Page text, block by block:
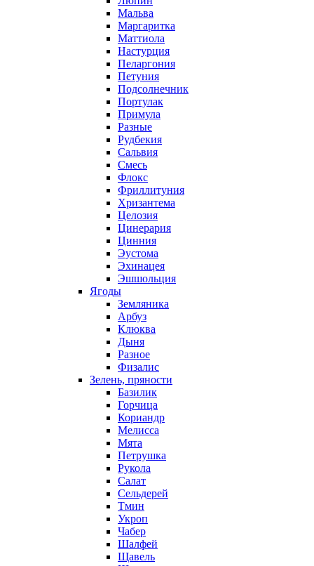
Мальва
Маргаритка
Маттиола
Настурция
Пеларгония
Петуния
Подсолнечник
Портулак
Примула
Разные
Рудбекия
Сальвия
Смесь
Флокс
Фриллитуния
Хризантема
Целозия
Цинерария
Цинния
Эустома
Эхинацея
Эшшольция
Ягоды
Земляника
Арбуз
Клюква
Дыня
Разное
Физалис
Зелень, пряности
Базилик
Горчица
Кориандр
Мелисса
Мята
Петрушка
Рукола
Салат
Сельдерей
Тмин
Укроп
Чабер
Шалфей
Щавель